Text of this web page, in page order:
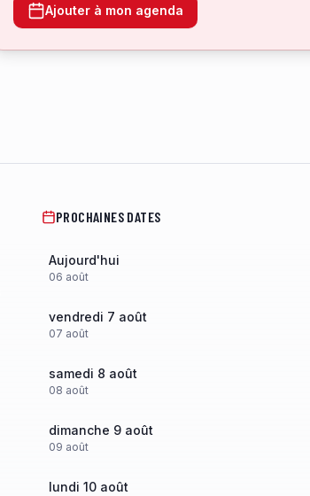
Ajouter à mon agenda
PROCHAINES DATES
Aujourd'hui
06 août
vendredi 7 août
07 août
samedi 8 août
08 août
dimanche 9 août
09 août
lundi 10 août